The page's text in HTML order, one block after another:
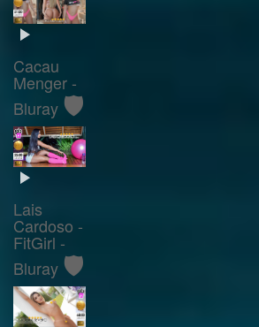
Cacau
Menger -
Bluray 🛡️
Lais
Cardoso -
FitGirl -
Bluray 🛡️